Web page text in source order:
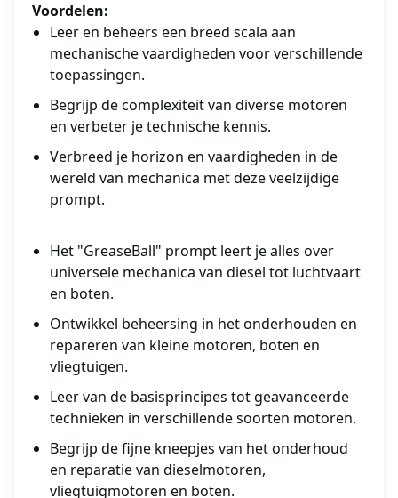
Voordelen:
Leer en beheers een breed scala aan
mechanische vaardigheden voor verschillende
toepassingen.
Begrijp de complexiteit van diverse motoren
en verbeter je technische kennis.
Verbreed je horizon en vaardigheden in de
wereld van mechanica met deze veelzijdige
prompt.
Het "GreaseBall" prompt leert je alles over
universele mechanica van diesel tot luchtvaart
en boten.
Ontwikkel beheersing in het onderhouden en
repareren van kleine motoren, boten en
vliegtuigen.
Leer van de basisprincipes tot geavanceerde
technieken in verschillende soorten motoren.
Begrijp de fijne kneepjes van het onderhoud
en reparatie van dieselmotoren,
vliegtuigmotoren en boten.